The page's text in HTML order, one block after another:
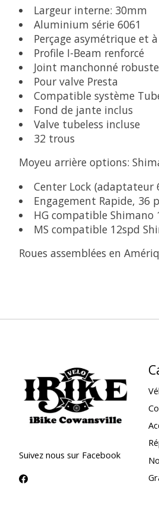
Largeur interne: 30mm
Aluminium série 6061
Perçage asymétrique et
Profile I-Beam renforcé
Joint manchonné robuste
Pour valve Presta
Compatible système
Fond de jante inclus
Valve tubeless incluse
32 trous
Moyeu arrière options:
Center Lock (adaptateur
Engagement Rapide, 36
HG compatible Shimano
MS compatible 12spd
Roues assemblées en
Suivez nous sur Facebook